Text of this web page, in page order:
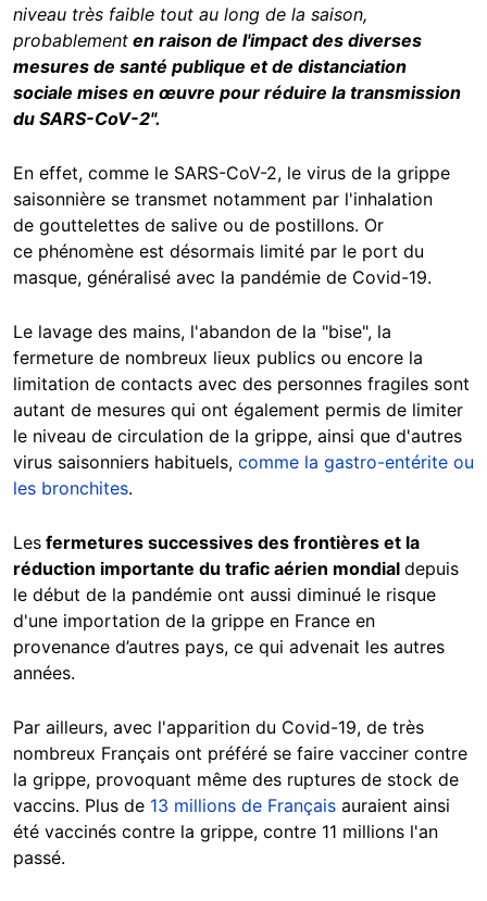
niveau très faible tout au long de la saison,
probablement en raison de l'impact des diverses
mesures de santé publique et de distanciation
sociale mises en œuvre pour réduire la transmission
du SARS-CoV-2".
En effet, comme le SARS-CoV-2, le virus de la grippe
saisonnière se transmet notamment par l'inhalation
de gouttelettes de salive ou de postillons. Or
ce phénomène est désormais limité par le port du
masque, généralisé avec la pandémie de Covid-19.
Le lavage des mains, l'abandon de la "bise", la
fermeture de nombreux lieux publics ou encore la
limitation de contacts avec des personnes fragiles sont
autant de mesures qui ont également permis de limiter
le niveau de circulation de la grippe, ainsi que d'autres
virus saisonniers habituels, comme la gastro-entérite ou
les bronchites.
Les fermetures successives des frontières et la
réduction importante du trafic aérien mondial depuis
le début de la pandémie ont aussi diminué le risque
d'une importation de la grippe en France en
provenance d’autres pays, ce qui advenait les autres
années.
Par ailleurs, avec l'apparition du Covid-19, de très
nombreux Français ont préféré se faire vacciner contre
la grippe, provoquant même des ruptures de stock de
vaccins. Plus de 13 millions de Français auraient ainsi
été vaccinés contre la grippe, contre 11 millions l'an
passé.